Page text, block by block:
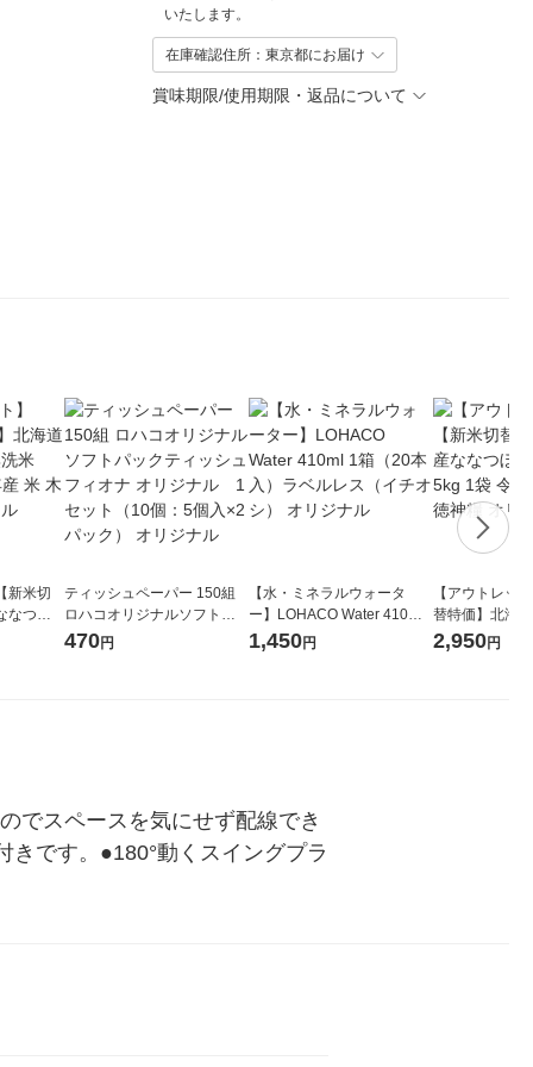
いたします。
在庫確認住所：東京都にお届け
賞味期限/使用期限・返品について
新米切
なつぼ
ティッシュペーパー 150組
ロハコオリジナルソフトパ
ックティッシュ フィオナ オ
470円
【水・ミネラルウォータ
ー】LOHACO Water 410ml
1箱（20本入）ラベルレス
1,450円
【アウトレッ
替特価】北海
し 精白米 5kg
2,950円
でスペースを気にせず配線でき
です。●180°動くスイングプラ